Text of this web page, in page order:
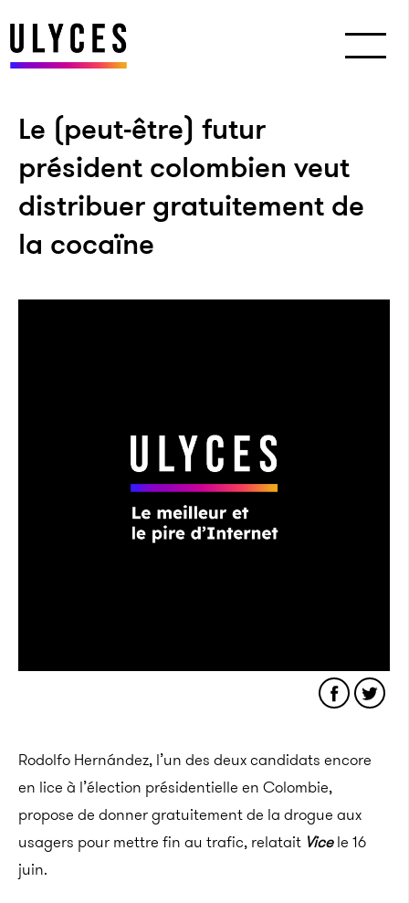
Le (peut-être) futur
président colombien veut
distribuer gratuitement de
la cocaïne
Rodolfo Hernández, l’un des deux candidats encore
en lice à l’élection présidentielle en Colombie,
propose de donner gratuitement de la drogue aux
usagers pour mettre fin au trafic, relatait Vicele 16
juin.